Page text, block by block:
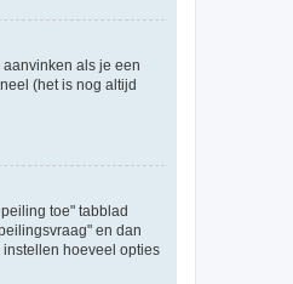
aanvinken als je een
(het is nog altijd
toe" tabblad
en dan
hoeveel opties